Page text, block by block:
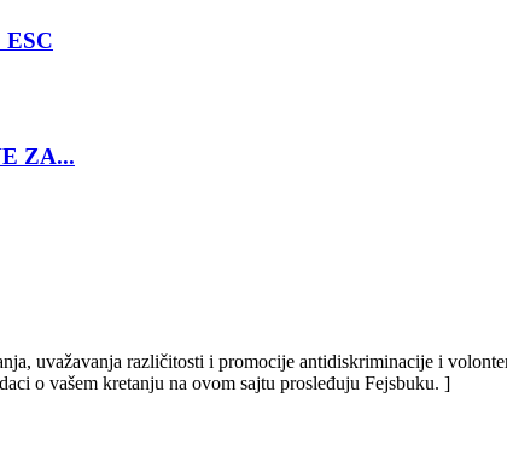
ESC
ZA...
uvažavanja različitosti i promocije antidiskriminacije i
o vašem kretanju na ovom sajtu prosleđuju Fejsbuku. ]